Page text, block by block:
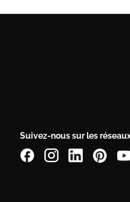
Suivez-nous sur les